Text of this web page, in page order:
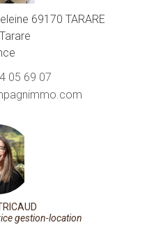
69170 TARARE
05 69 07
gestion-location